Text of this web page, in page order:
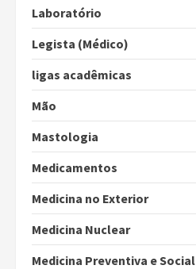
Laboratório
Legista (Médico)
ligas acadêmicas
Mão
Mastologia
Medicamentos
Medicina no Exterior
Medicina Nuclear
Medicina Preventiva e Social